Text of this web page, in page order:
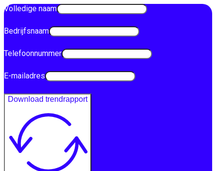
Volledige naam
Bedrijfsnaam
Telefoonnummer
E-mailadres
Download trendrapport